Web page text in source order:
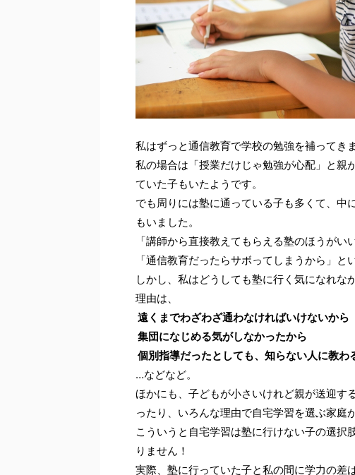
私はずっと通信教育で学校の勉強を補ってきま
私の場合は「授業だけじゃ勉強が心配」と親
ていた子もいたようです。
でも周りには塾に通っている子も多くて、中
もいました。
「講師から直接教えてもらえる塾のほうがい
「通信教育だったらサボってしまうから」と
しかし、私はどうしても塾に行く気になれな
理由は、
遠くまでわざわざ通わなければいけないから
集団になじめる気がしなかったから
個別指導だったとしても、知らない人に教わ
…などなど。
ほかにも、子どもが小さいけれど親が送迎す
ったり、いろんな理由で自宅学習を選ぶ家庭
こういうと自宅学習は塾に行けない子の選択
りません！
実際、塾に行っていた子と私の間に学力の差